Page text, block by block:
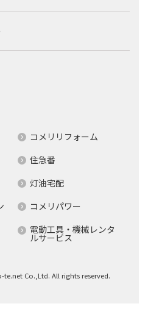
コメリリフォーム
住急番
灯油宅配
コメリパワー
電動工具・機械レンタ
ルサービス
Co.,Ltd. All rights reserved.